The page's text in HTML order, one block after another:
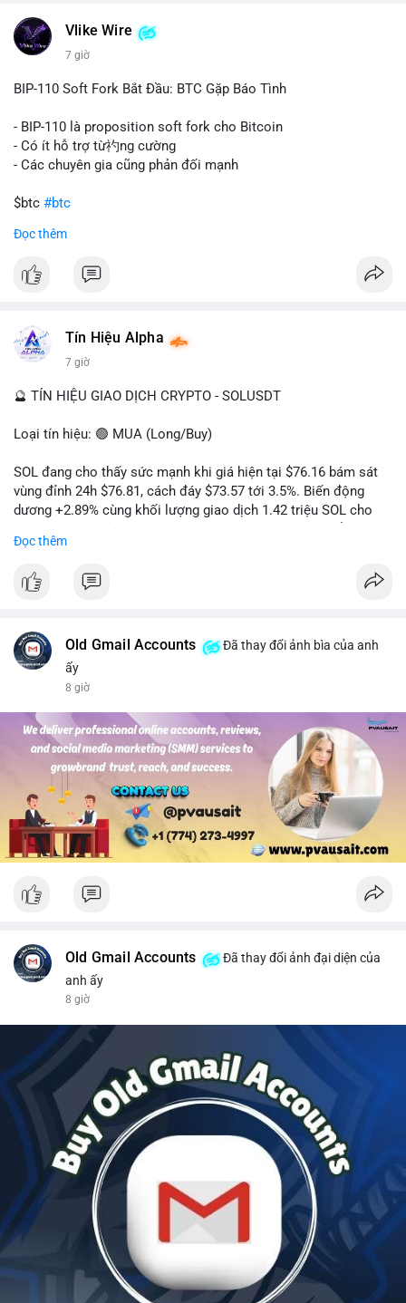
này có thể phản ánh ba kịch bản chính: thứ nhất, cá voi đang
chuẩn bị thanh khoản bằng cách chuyển lên sàn giao dịch, tạo
để nắm giữ dài hạn, thể hiện niềm tin vào xu hướng tăng; thứ
tán rủi ro. Với mức giá 65K, khối lượng này không quá lớn để
gây sốc thanh khoản tức thời, nhưng vẫn đủ sức tạo biến động
tâm lý ngắn hạn nếu hướng đến sàn tập trung.
Lời khuyên cho nhà đầu tư nhỏ lẻ:
hướng đi của dòng tiền. Tránh hành động theo cảm xúc, ưu
rõ ràng về đích đến của số BTC này.
#dongtienlon
Vlike Wire
7 giờ
BIP-110 Soft Fork Bắt Đầu: BTC Gặp Báo Tình
- BIP-110 là proposition soft fork cho Bitcoin
- Có ít hỗ trợ từ礿ng cường
- Các chuyên gia cũng phản đối mạnh
$btc #btc
#vlikevn
📰 Nguồn: CoinDesk
Đọc thêm
Tín Hiệu Alpha
7 giờ
🔮 TÍN HIỆU GIAO DỊCH CRYPTO - SOLUSDT
Loại tín hiệu: 🟢 MUA (Long/Buy)
SOL đang cho thấy sức mạnh khi giá hiện tại $76.16 bám sát
vùng đỉnh 24h $76.81, cách đáy $73.57 tới 3.5%. Biến động
dương +2.89% cùng khối lượng giao dịch 1.42 triệu SOL cho
hoàn toàn nhịp điều chỉnh.
Khuyến nghị giao dịch cụ thể:
- Mục tiêu chốt lời: TP1: 77.50, TP2: 78.80
- Cắt lỗ: 74.90 (dưới vùng hỗ trợ gần nhất)
chốt 50% vị thế tại TP1 và dời stop loss về điểm hòa vốn.
#solusdt #longsol #vung76 #breakoutsol #lenhmuasol
Đọc thêm
Old Gmail Accounts
Đã thay đổi ảnh bìa của anh
ấy
8 giờ
Old Gmail Accounts
Đã thay đổi ảnh đại diện của
anh ấy
8 giờ